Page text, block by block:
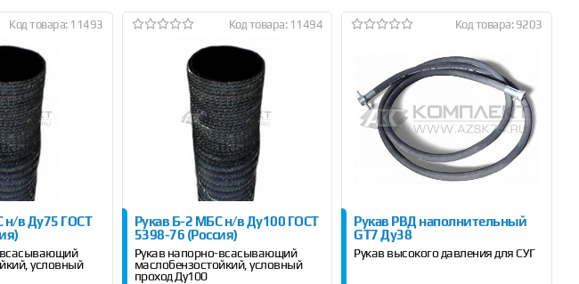
Код товара: 11493
н/в Ду75 ГОСТ
всасывающий
условный
Код товара: 11494
Рукав Б-2 МБС н/в Ду100 ГОСТ
5398-76 (Россия)
Рукав напорно-всасывающий
маслобензостойкий, условный
проход Ду100
Код товара: 9203
Рукав РВД наполнительный
GT7 Ду38
Рукав высокого давления для СУГ